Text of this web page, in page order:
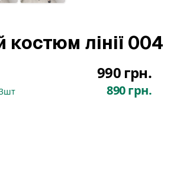
лінії 004
990 грн.
шт 890 грн.